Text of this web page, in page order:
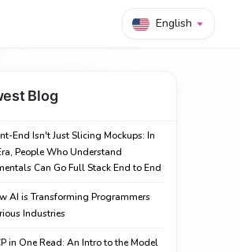
English
Blog
End Isn't Just Slicing Mockups: In
People Who Understand
Can Go Full Stack End to End
AI is Transforming Programmers
Industries
in One Read: An Intro to the Model